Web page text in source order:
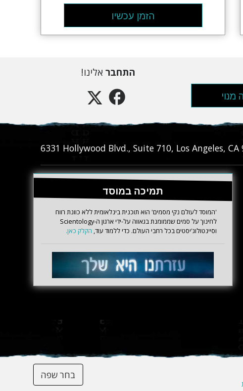
הזמן עכשיו
מנוי
התחבר אלינו!
6331‎ Hollywood Blvd., Suite 710, Los Angeles, CA
תמיכה במוסד
'המוסד לעולם נקי מסמים' הוא תוכנית בינלאומית ללא כוונת רווח
לחינוך על סמים שממומנת בגאווה על-ידי ארגון ה-Scientology
וסיינטולוג'יסטים בכל רחבי העולם. כדי ללמוד עוד, הקלק כאן.
בחר שפה